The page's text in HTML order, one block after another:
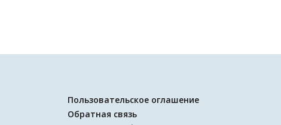
Пользовательское оглашение
Обратная связь